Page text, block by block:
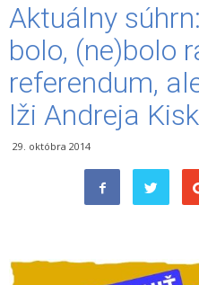
Aktuálny
bolo, (ne)bolo
referendum,
lži Andreja
29. októbra 2014